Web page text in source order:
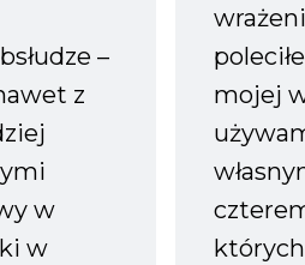
–
z
w
w
mojej